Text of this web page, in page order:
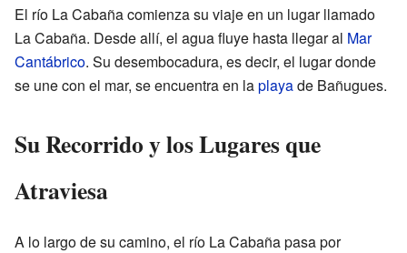
El río La Cabaña comienza su viaje en un lugar llamado
La Cabaña. Desde allí, el agua fluye hasta llegar al Mar
Cantábrico. Su desembocadura, es decir, el lugar donde
se une con el mar, se encuentra en laplayade Bañugues.
Su Recorrido y los Lugares que
Atraviesa
A lo largo de su camino, el río La Cabaña pasa por